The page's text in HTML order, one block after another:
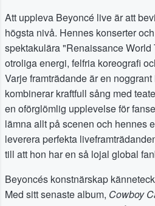
Att uppleva Beyoncé live är att
högsta nivå. Hennes konserter
spektakulära "Renaissance World
otroliga energi, felfria koreografi
Varje framträdande är en
kombinerar kraftfull sång med
en oförglömlig upplevelse för
lämna allt på scenen och hennes
leverera perfekta
till att hon har en så lojal global
Beyoncés konstnärskap
Med sitt senaste album, Cowboy